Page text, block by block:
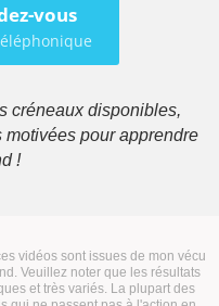
vous
créneaux disponibles,
pour apprendre
!
vidéos sont issues de mon vécu
Veuillez noter que les résultats
et très variés. La plupart des